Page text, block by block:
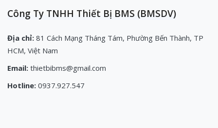
Công Ty TNHH Thiết Bị BMS (BMSDV)
Địa chỉ: 81 Cách Mạng Tháng Tám, Phường Bến Thành, TP
HCM, Việt Nam
Email: thietbibms@gmail.com
Hotline: 0937.927.547